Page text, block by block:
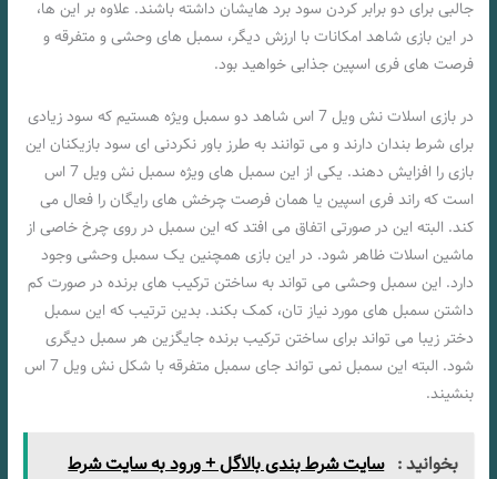
جالبی برای دو برابر کردن سود برد هایشان داشته باشند. علاوه بر این ها،
در این بازی شاهد امکانات با ارزش دیگر، سمبل های وحشی و متفرقه و
فرصت های فری اسپین جذابی خواهید بود.
در بازی اسلات نش ویل 7 اس شاهد دو سمبل ویژه هستیم که سود زیادی
برای شرط بندان دارند و می توانند به طرز باور نکردنی ای سود بازیکنان این
بازی را افزایش دهند. یکی از این سمبل های ویژه سمبل نش ویل 7 اس
است که راند فری اسپین یا همان فرصت چرخش های رایگان را فعال می
کند. البته این در صورتی اتفاق می افتد که این سمبل در روی چرخ خاصی از
ماشین اسلات ظاهر شود. در این بازی همچنین یک سمبل وحشی وجود
دارد. این سمبل وحشی می تواند به ساختن ترکیب های برنده در صورت کم
داشتن سمبل های مورد نیاز تان، کمک بکند. بدین ترتیب که این سمبل
دختر زیبا می تواند برای ساختن ترکیب برنده جایگزین هر سمبل دیگری
شود. البته این سمبل نمی تواند جای سمبل متفرقه با شکل نش ویل 7 اس
بنشیند.
بخوانید : سایت شرط بندی بالاگل + ورود به سایت شرط